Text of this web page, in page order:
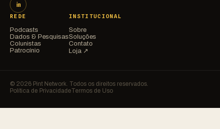
in
REDE
Podcasts
Dados & Pesquisas
Colunistas
Patrocínio
INSTITUCIONAL
Sobre
Soluções
Contato
Loja ↗
© 2026 Pint Network. Todos os direitos reservados.
Política de PrivacidadeTermos de Uso